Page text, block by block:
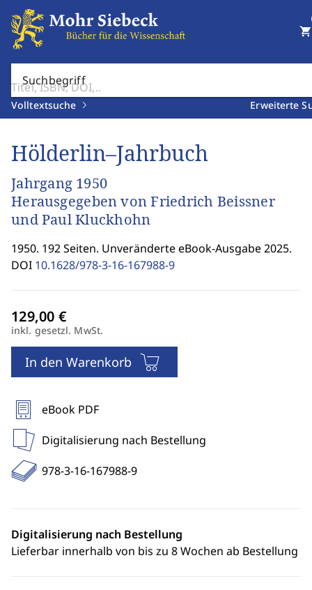
Suchbegriff
Volltextsuche Erweiterte
shopping_cart
Hölderlin–Jahrbuch
Jahrgang 1950
Herausgegeben von Friedrich Beissner
und Paul Kluckhohn
1950. 192 Seiten. Unveränderte eBook-Ausgabe 2025.
DOI 10.1628/978-3-16-167988-9
inkl. gesetzl. MwSt.
In den Warenkorb
eBook PDF
Digitalisierung nach Bestellung
978-3-16-167988-9
Digitalisierung nach Bestellung
Lieferbar innerhalb von bis zu 8 Wochen ab Bestellung